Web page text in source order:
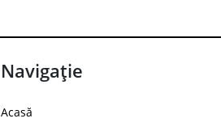
Navigație
Acasă